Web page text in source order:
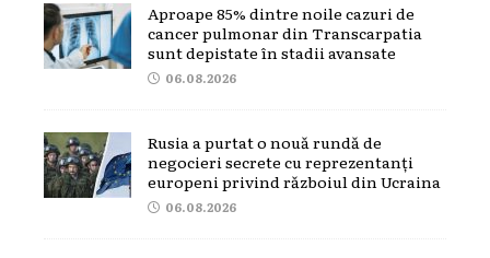
Aproape 85% dintre noile cazuri de
cancer pulmonar din Transcarpatia
sunt depistate în stadii avansate
06.08.2026
Rusia a purtat o nouă rundă de
negocieri secrete cu reprezentanți
europeni privind războiul din Ucraina
06.08.2026